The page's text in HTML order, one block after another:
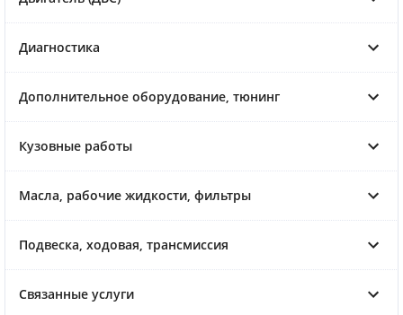
Диагностика
Дополнительное оборудование, тюнинг
Кузовные работы
Масла, рабочие жидкости, фильтры
Подвеска, ходовая, трансмиссия
Связанные услуги